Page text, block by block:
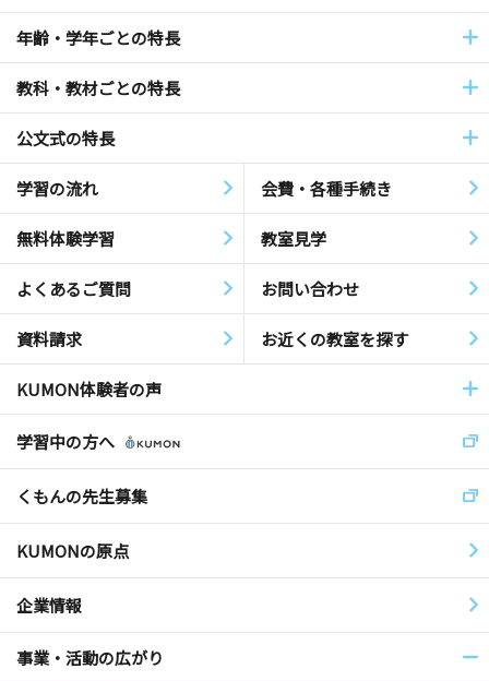
年齢・学年ごとの特長
教科・教材ごとの特長
公文式の特長
学習の流れ 会費・各種手続き
無料体験学習 教室見学
よくあるご質問 お問い合わせ
資料請求 お近くの教室を探す
KUMON体験者の声
学習中の方へ
くもんの先生募集
KUMONの原点
企業情報
事業・活動の広がり